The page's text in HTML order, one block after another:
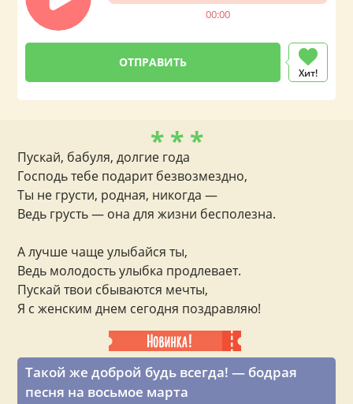
00:00
Хит!
Такой же доброй будь всегда! — бодрая
песня на восьмое марта
* * *
Пускай, бабуля, долгие года
Господь тебе подарит безвозмездно,
Ты не грусти, родная, никогда —
Ведь грусть — она для жизни бесполезна.
А лучше чаще улыбайся ты,
Ведь молодость улыбка продлевает.
Пускай твои сбываются мечты,
Я с женским днем сегодня поздравляю!